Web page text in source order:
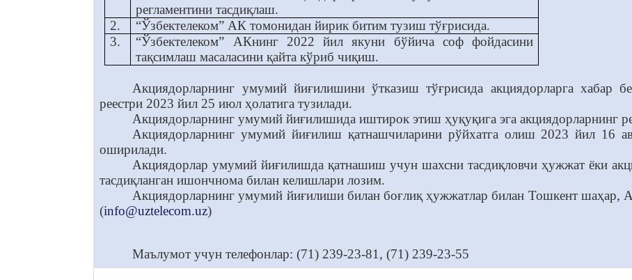
регламентини тасдиқлаш.
2.
“Ўзбектелеком” АК томонидан йирик битим тузиш тўғрисида.
3.
“Ўзбектелеком” АКнинг 2022 йил якуни бўйича соф фойдасини
тақсимлаш масаласини қайта кўриб чиқиш.
Акциядорларнинг умумий йиғилишини ўтказиш тўғрисида акциядорларга хабар
реестри 2023 йил 25 июл ҳолатига тузилади.
Акциядорларнинг умумий йиғилишида иштирок этиш ҳуқуқига эга акциядорларнинг
Акциядорларнинг умумий йиғилиш қатнашчиларини рўйхатга олиш 2023 йил 16
оширилади.
Акциядорлар умумий йиғилишда қатнашиш учун шахсни тасдиқловчи ҳужжат ёки
тасдиқланган ишончнома билан келишлари лозим.
Акциядорларнинг умумий йиғилиши билан боғлиқ ҳужжатлар билан Тошкент шаҳар,
(info@uztelecom.uz)
Маълумот учун телефонлар: (71) 239-23-81, (71) 239-23-55